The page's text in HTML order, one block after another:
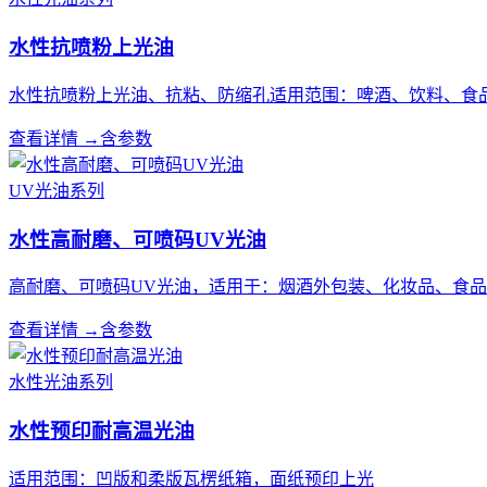
水性抗喷粉上光油
水性抗喷粉上光油、抗粘、防缩孔适用范围：啤酒、饮料、食
查看详情 →含参数
UV光油系列
水性高耐磨、可喷码UV光油
高耐磨、可喷码UV光油，适用于：烟酒外包装、化妆品、食
查看详情 →含参数
水性光油系列
水性预印耐高温光油
适用范围：凹版和柔版瓦楞纸箱，面纸预印上光